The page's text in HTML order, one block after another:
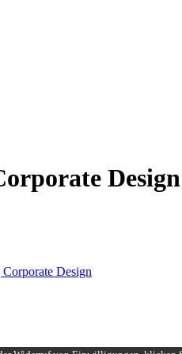
Design
Design